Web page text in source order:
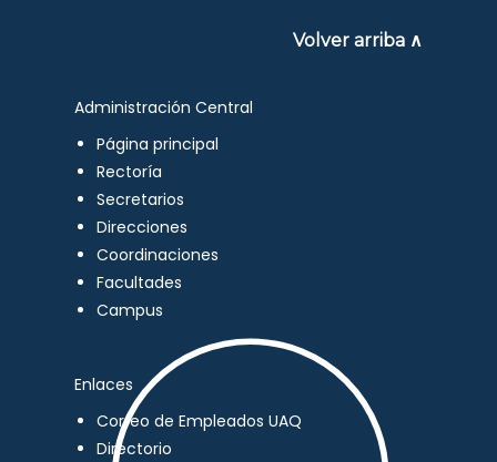
Volver arriba ∧
Administración Central
Página principal
Rectoría
Secretarios
Direcciones
Coordinaciones
Facultades
Campus
Enlaces
Correo de Empleados UAQ
Directorio